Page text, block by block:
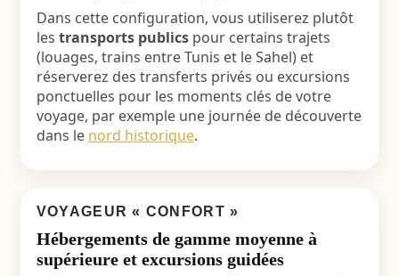
Dans cette configuration, vous utiliserez plutôt
les transports publicspour certains trajets
(louages, trains entre Tunis et le Sahel) et
réserverez des transferts privés ou excursions
ponctuelles pour les moments clés de votre
voyage, par exemple une journée de découverte
dans le nord historique.
VOYAGEUR « CONFORT »
Hébergements de gamme moyenne à
supérieure et excursions guidées